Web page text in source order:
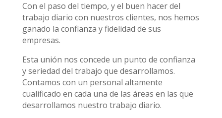
Con el paso del tiempo, y el buen hacer del
trabajo diario con nuestros clientes, nos hemos
ganado la confianza y fidelidad de sus
empresas.
Esta unión nos concede un punto de confianza
y seriedad del trabajo que desarrollamos.
Contamos con un personal altamente
cualificado en cada una de las áreas en las que
desarrollamos nuestro trabajo diario.